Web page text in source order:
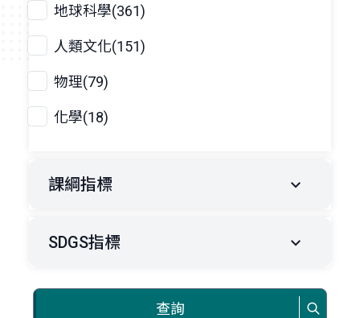
地球科學(361)
人類文化(151)
物理(79)
化學(18)
課綱指標
SDGS指標
查詢